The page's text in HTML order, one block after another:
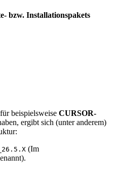
bzw. Installationspakets
beispielsweise CURSOR-
ergibt sich (unter anderem)
(Im